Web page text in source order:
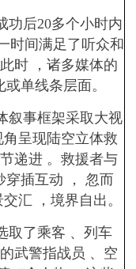
后20多个小时内
时间满足了听众和
时 ，诸多媒体的
单线条层面。
事框架采取大视
呈现陆空立体救
递进 。救援者与
穿插互动 ， 忽而
汇 ，境界自出。
了乘客 、列车
武警指战员 、空